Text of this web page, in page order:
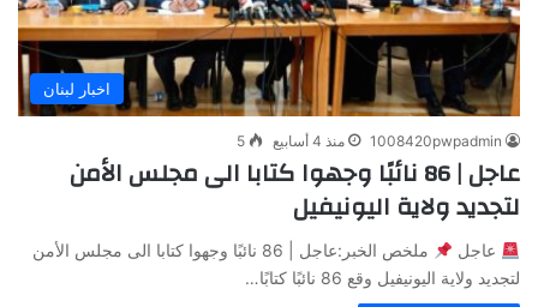
اخبار لبنان
1008420pwpadmin منذ 4 أسابيع 5
عاجل | 86 نائبًا وجهوا كتابا الى مجلس الأمن
لتجديد ولاية اليونيفيل
عاجل
ملخص الخبر:عاجل | 86 نائبًا وجهوا كتابا الى مجلس الأمن
لتجديد ولاية اليونيفيل وقع 86 نائبًا كتابًا…